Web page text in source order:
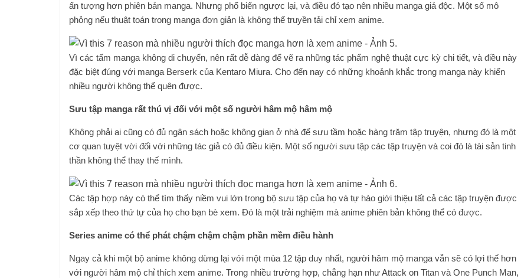
ấn tượng hơn phiên bản manga. Nhưng phổ biến ngược lại, và điều đó tạo nên nhiều manga giả độc. Một số mô
phỏng nếu thuật toán trong manga đơn giản là không thể truyền tải chỉ xem anime.
Vì các tấm manga không di chuyển, nên rất dễ dàng để vẽ ra những tác phẩm nghệ thuật cực kỳ chi tiết, và điều này
đặc biệt đúng với manga Berserk của Kentaro Miura. Cho đến nay có những khoảnh khắc trong manga này khiến
nhiều người không thể quên được.
Sưu tập manga rất thú vị đối với một số người hâm mộ hâm mộ
Không phải ai cũng có đủ ngân sách hoặc không gian ở nhà để sưu tầm hoặc hàng trăm tập truyện, nhưng đó là một
cơ quan tuyệt vời đối với những tác giả có đủ điều kiện. Một số người sưu tập các tập truyện và coi đó là tài sản tinh
thần không thể thay thế mình.
Các tập hợp này có thể tìm thấy niềm vui lớn trong bộ sưu tập của họ và tự hào giới thiệu tất cả các tập truyện được
sắp xếp theo thứ tự của họ cho bạn bè xem. Đó là một trải nghiệm mà anime phiên bản không thể có được.
Series anime có thể phát chậm chậm chậm phần mềm điều hành
Ngay cả khi một bộ anime không dừng lại với một mùa 12 tập duy nhất, người hâm mộ manga vẫn sẽ có lợi thế hơn
với người hâm mộ chỉ thích xem anime. Trong nhiều trường hợp, chẳng hạn như Attack on Titan và One Punch Man,